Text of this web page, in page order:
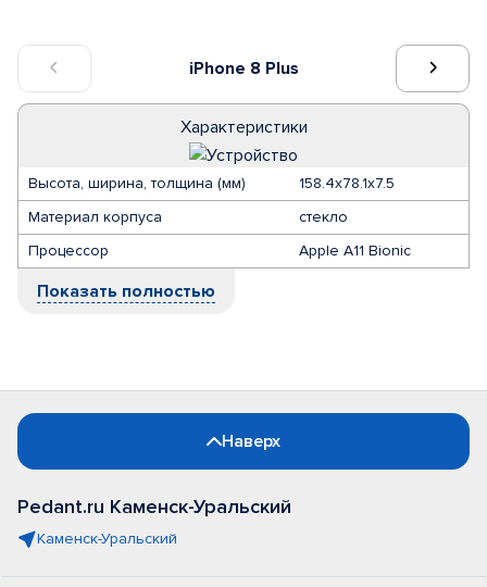
iPhone 8 Plus
Характеристики
Высота, ширина, толщина (мм)
158.4х78.1x7.5
Материал корпуса
стекло
Процессор
Apple A11 Bionic
Показать полностью
Наверх
Pedant.ru Каменск-Уральский
Каменск-Уральский